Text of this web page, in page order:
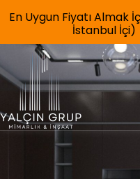
En Uygun Fiyatı Almak
İstanbul İçi)